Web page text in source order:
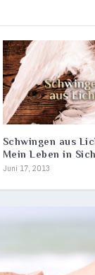
Schwingen aus
Mein Leben in
Juni 17, 2013